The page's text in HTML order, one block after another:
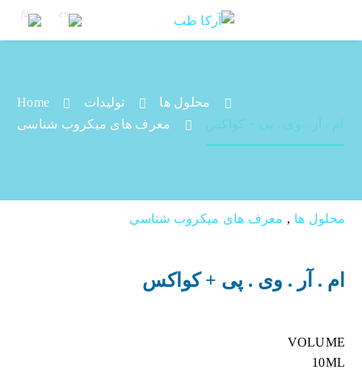
ام . آر . وی . پی + کواکس
Home تولیدات
محلول ها
معرف های میکروب شناسی
ام . آر . وی . پی + کواکس
محلول ها ,معرف های میکروب شناسی
ام . آر . وی . پی + کواکس
VOLUME
10ML